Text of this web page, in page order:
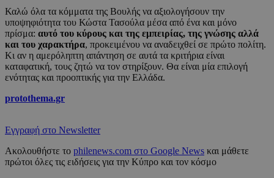
Καλώ όλα τα κόμματα της Βουλής να αξιολογήσουν την
υποψηφιότητα του Κώστα Τασούλα μέσα από ένα και μόνο
πρίσμα: αυτό του κύρους και της εμπειρίας, της γνώσης αλλά
και του χαρακτήρα, προκειμένου να αναδειχθεί σε πρώτο πολίτη.
Κι αν η αμερόληπτη απάντηση σε αυτά τα κριτήρια είναι
καταφατική, τους ζητώ να τον στηρίξουν. Θα είναι μία επιλογή
ενότητας και προοπτικής για την Ελλάδα.
protothema.gr
Εγγραφή στο Newsletter
Ακολουθήστε το philenews.com στο Google News και μάθετε
πρώτοι όλες τις ειδήσεις για την Κύπρο και τον κόσμο